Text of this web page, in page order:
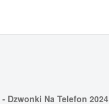
- Dzwonki Na Telefon 2024